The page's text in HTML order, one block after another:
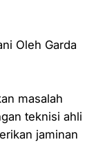
Oleh Garda
masalah
teknisi ahli
jaminan